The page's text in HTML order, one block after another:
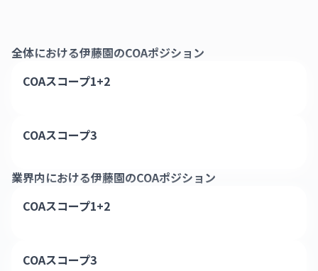
全体における伊藤園のCOAポジション
COAスコープ1+2
COAスコープ3
業界内における伊藤園のCOAポジション
COAスコープ1+2
COAスコープ3